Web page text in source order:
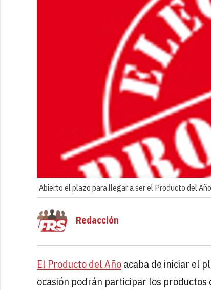
Abierto el plazo para llegar a ser el Producto del
Redacción
El Producto del Añoacaba de iniciar el
ocasión podrán participar los